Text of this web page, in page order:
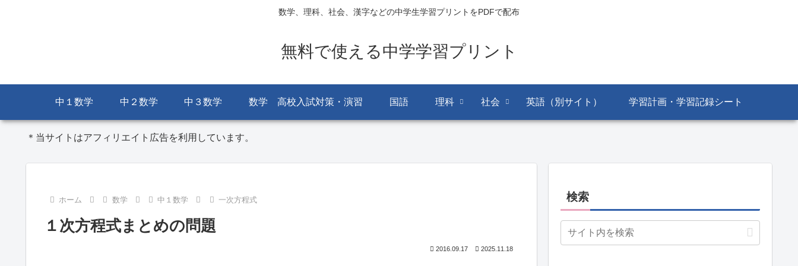
数学、理科、社会、漢字などの中学生学習プリントをPDFで配布
無料で使える中学学習プリント
中１数学 中２数学 中３数学 数学 高校入試対策・演習 国語 理科 社会 英語（別サイト） 学習計画・学習記録シート
＊当サイトはアフィリエイト広告を利用しています。
ホーム 数学 中１数学 一次方程式
１次方程式まとめの問題
2016.09.17 2025.11.18
検索